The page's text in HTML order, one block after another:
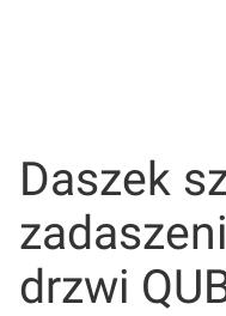
Daszek
drzwi